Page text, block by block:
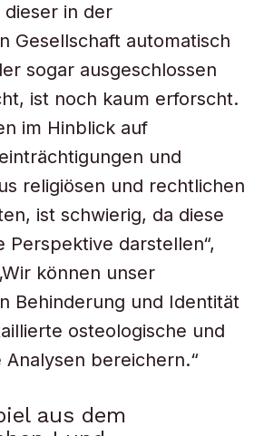
dieser in der
Gesellschaft automatisch
sogar ausgeschlossen
ist noch kaum erforscht.
im Hinblick auf
und
religiösen und rechtlichen
ist schwierig, da diese
Perspektive darstellen“,
können unser
Behinderung und Identität
osteologische und
Analysen bereichern.“
aus dem